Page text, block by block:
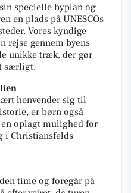
specielle byplan og
en plads på UNESCOs
Vores kyndige
rejse gennem byens
unikke træk, der gør
særligt.
henvender sig til
er børn også
oplagt mulighed for
i Christiansfelds
time og foregår på